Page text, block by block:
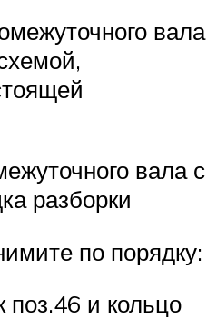
вала
вала с
разборки
по порядку:
поз.46 и кольцо